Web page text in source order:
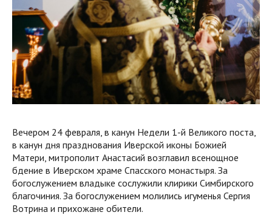
Вечером 24 февраля, в канун Недели 1-й Великого поста,
в канун дня празднования Иверской иконы Божией
Матери, митрополит Анастасий возглавил всенощное
бдение в Иверском храме Спасского монастыря. За
богослужением владыке сослужили клирики Симбирского
благочиния. За богослужением молились игуменья Сергия
Вотрина и прихожане обители.